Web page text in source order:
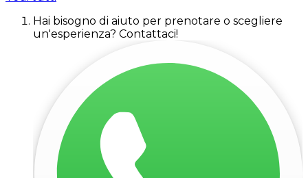
Hai bisogno di aiuto per prenotare o scegliere
un'esperienza? Contattaci!